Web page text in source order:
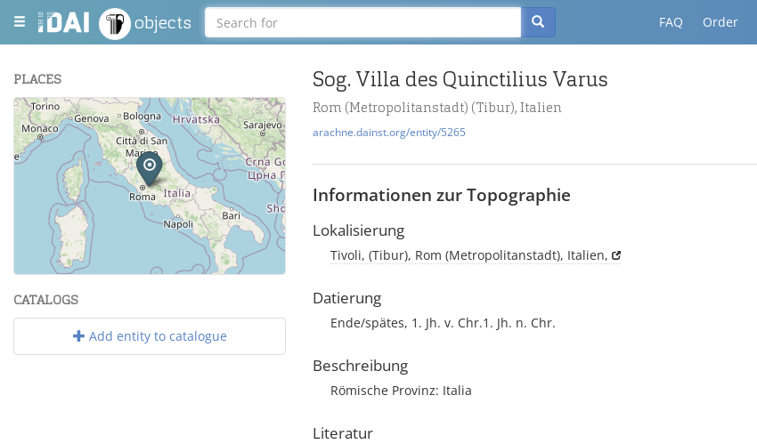
objects FAQ Order
PLACES
+
−
| Maps and Data ©OpenStreetMap
CATALOGS
Add entity to catalogue
Sog. Villa des Quinctilius Varus
Rom (Metropolitanstadt) (Tibur), Italien
arachne.dainst.org/entity/5265
Informationen zur Topographie
Lokalisierung
Tivoli, (Tibur), Rom (Metropolitanstadt), Italien,
Datierung
Ende/spätes, 1. Jh. v. Chr.1. Jh. n. Chr.
Beschreibung
Römische Provinz: Italia
Literatur